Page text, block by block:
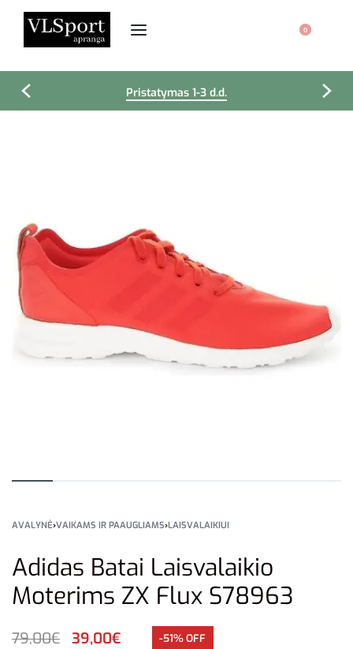
0
Pristatymas 1-3 d.d.
AVALYNĖ›VAIKAMS IR PAAUGLIAMS›LAISVALAIKIUI
Adidas Batai Laisvalaikio
Moterims ZX Flux S78963
79,00€ 39,00€ -51% OFF